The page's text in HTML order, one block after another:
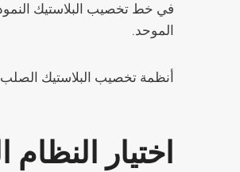
في خط تخصيب البلاستيك
الموحد.
أنظمة تخصيب البلاستيك الصلب
اختيار